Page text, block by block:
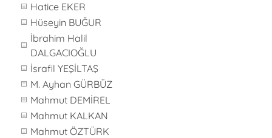
Hatice EKER
Hüseyin BUĞUR
İbrahim Halil
DALGACIOĞLU
İsrafil YEŞİLTAŞ
M. Ayhan GÜRBÜZ
Mahmut DEMİREL
Mahmut KALKAN
Mahmut ÖZTÜRK